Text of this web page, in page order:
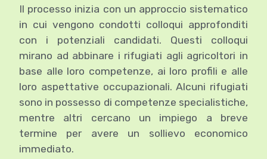
Il processo inizia con un approccio sistematico
in cui vengono condotti colloqui approfonditi
con i potenziali candidati. Questi colloqui
mirano ad abbinare i rifugiati agli agricoltori in
base alle loro competenze, ai loro profili e alle
loro aspettative occupazionali. Alcuni rifugiati
sono in possesso di competenze specialistiche,
mentre altri cercano un impiego a breve
termine per avere un sollievo economico
immediato.